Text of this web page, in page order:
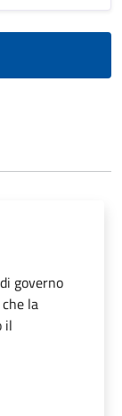
governo
la
il